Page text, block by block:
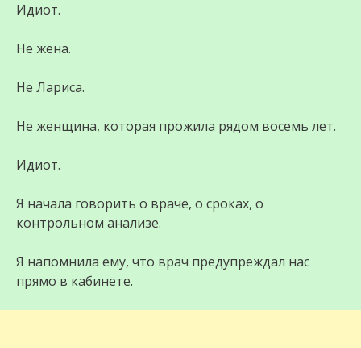
Идиот.
Не жена.
Не Лариса.
Не женщина, которая прожила рядом восемь лет.
Идиот.
Я начала говорить о враче, о сроках, о
контрольном анализе.
Я напомнила ему, что врач предупреждал нас
прямо в кабинете.